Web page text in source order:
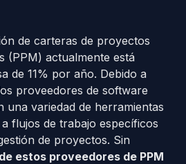
de carteras de proyectos
(PPM) actualmente está
de 11% por año. Debido a
proveedores de software
una variedad de herramientas
flujos de trabajo específicos
de proyectos. Sin
estos proveedores de PPM